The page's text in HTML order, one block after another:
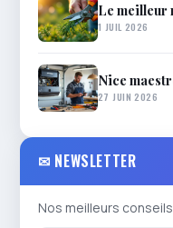
Le meilleur
1 JUIL 2026
Nice
27 JUIN 2026
✉ NEWSLETTER
Nos meilleurs